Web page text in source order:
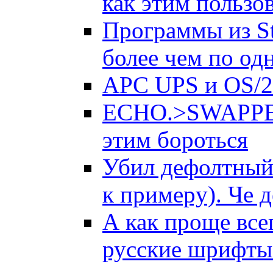
Программы из
более чем по
APC UPS и OS/
этим бороться
Убил дефолтный
к пpимеpу). Че
А как проще
русские